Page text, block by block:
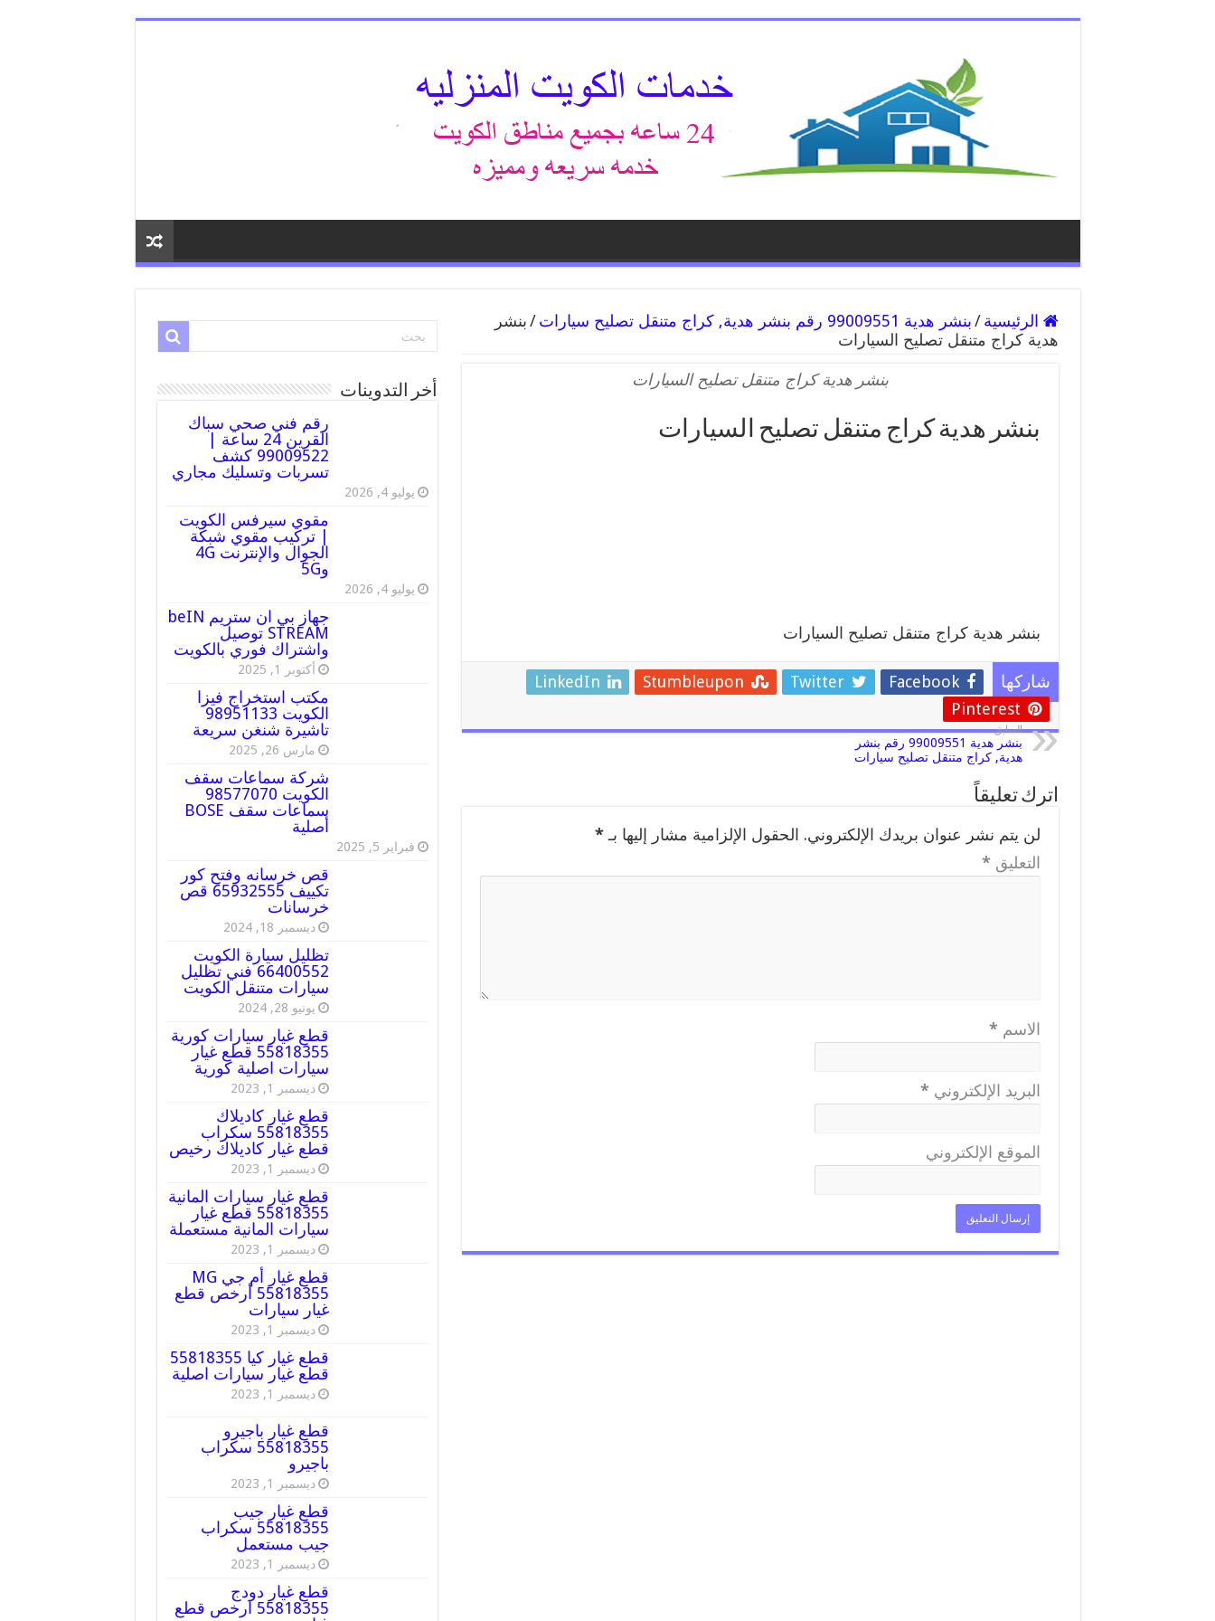
الرئيسية /بنشر هدية 99009551 رقم بنشر هدية, كراج متنقل تصليح سيارات /بنشر
هدية كراج متنقل تصليح السيارات
بنشر هدية كراج متنقل تصليح السيارات
بنشر هدية كراج متنقل تصليح السيارات
بنشر هدية كراج متنقل تصليح السيارات
شاركها Facebook
Twitter
Stumbleupon
LinkedIn
Pinterest
السابق
بنشر هدية 99009551 رقم بنشر
هدية, كراج متنقل تصليح سيارات
اترك تعليقاً
لن يتم نشر عنوان بريدك الإلكتروني. الحقول الإلزامية مشار إليها بـ*
التعليق *
الاسم *
البريد الإلكتروني *
الموقع الإلكتروني
أخر التدوينات
رقم فني صحي سباك
القرين 24 ساعة |
99009522 كشف
تسربات وتسليك مجاري
يوليو 4, 2026
مقوي سيرفس الكويت
| تركيب مقوي شبكة
الجوال والإنترنت 4G
و5G
يوليو 4, 2026
جهاز بي ان ستريم beIN
STREAM توصيل
واشتراك فوري بالكويت
أكتوبر 1, 2025
مكتب استخراج فيزا
الكويت 98951133
تاشيرة شنغن سريعة
مارس 26, 2025
شركة سماعات سقف
الكويت 98577070
سماعات سقف BOSE
أصلية
فبراير 5, 2025
قص خرسانه وفتح كور
تكييف 65932555 قص
خرسانات
ديسمبر 18, 2024
تظليل سيارة الكويت
66400552 فني تظليل
سيارات متنقل الكويت
يونيو 28, 2024
قطع غيار سيارات كورية
55818355 قطع غيار
سيارات اصلية كورية
ديسمبر 1, 2023
قطع غيار كاديلاك
55818355 سكراب
قطع غيار كاديلاك رخيص
ديسمبر 1, 2023
قطع غيار سيارات المانية
55818355 قطع غيار
سيارات المانية مستعملة
ديسمبر 1, 2023
قطع غيار أم جي MG
55818355 أرخص قطع
غيار سيارات
ديسمبر 1, 2023
قطع غيار كيا 55818355
قطع غيار سيارات اصلية
ديسمبر 1, 2023
قطع غيار باجيرو
55818355 سكراب
باجيرو
ديسمبر 1, 2023
قطع غيار جيب
55818355 سكراب
جيب مستعمل
ديسمبر 1, 2023
قطع غيار دودج
55818355 ارخص قطع